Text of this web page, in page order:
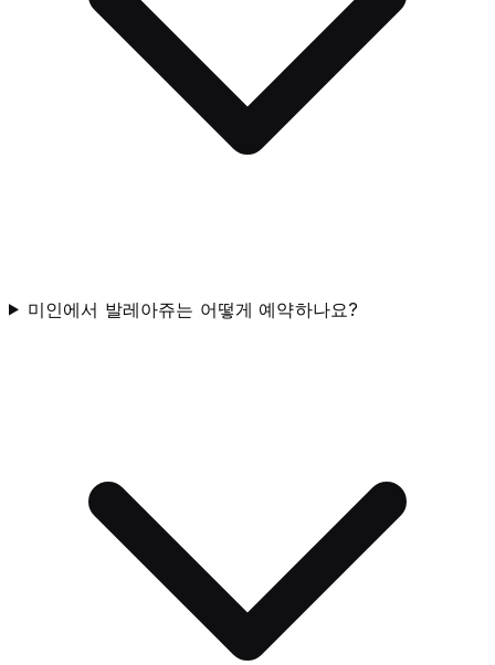
미인에서 발레아쥬는 어떻게 예약하나요?